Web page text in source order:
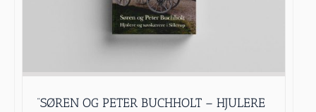
”SØREN OG PETER BUCHHOLT – HJULERE